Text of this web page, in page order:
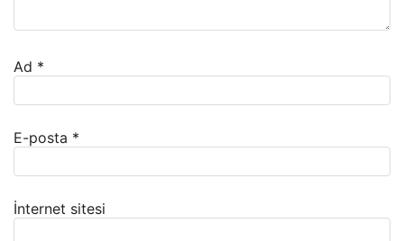
Ad *
E-posta *
İnternet sitesi